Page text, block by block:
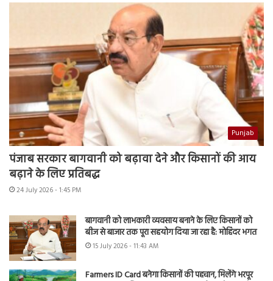
Punjab
पंजाब सरकार बागवानी को बढ़ावा देने और किसानों की आय
बढ़ाने के लिए प्रतिबद्ध
24 July 2026 - 1:45 PM
बागवानी को लाभकारी व्यवसाय बनाने के लिए किसानों को
बीज से बाजार तक पूरा सहयोग दिया जा रहा है: मोहिंदर भगत
15 July 2026 - 11:43 AM
Farmers ID Card बनेगा किसानों की पहचान, मिलेंगे भरपूर